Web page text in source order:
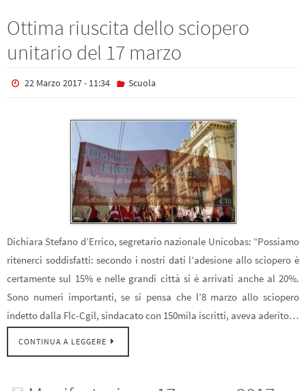
Ottima riuscita dello sciopero
unitario del 17 marzo
22 Marzo 2017 - 11:34 Scuola
Dichiara Stefano d’Errico, segretario nazionale Unicobas: “Possiamo
ritenerci soddisfatti: secondo i nostri dati l’adesione allo sciopero è
certamente sul 15% e nelle grandi città si è arrivati anche al 20%.
Sono numeri importanti, se si pensa che l’8 marzo allo sciopero
indetto dalla Flc-Cgil, sindacato con 150mila iscritti, aveva aderito…
CONTINUA A LEGGERE